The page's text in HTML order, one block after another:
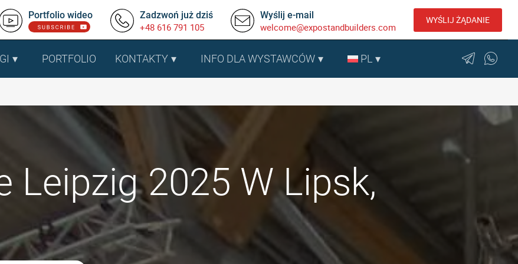
Portfolio wideo Zadzwoń już dziś
+48 616 791 105
Wyślij e-mail
welcome@expostandbuilders.com
WYŚLIJ ŻĄDANIE
PORTFOLIO KONTAKTY INFO DLA WYSTAWCÓW PL
Leipzig 2025 W Lipsk,